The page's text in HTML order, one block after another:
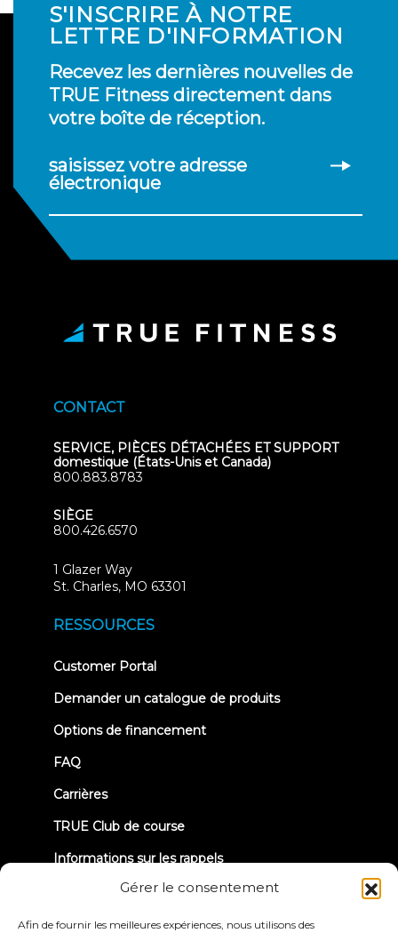
Gérer le consentement
Afin de fournir les meilleures expériences, nous utilisons des
S'INSCRIRE À NOTRE
LETTRE D'INFORMATION
Recevez les dernières nouvelles de
TRUE Fitness directement dans
votre boîte de réception.
saisissez votre adresse
électronique
CONTACT
SERVICE, PIÈCES DÉTACHÉES ET SUPPORT
domestique (États-Unis et Canada)
800.883.8783
SIÈGE
800.426.6570
1 Glazer Way
St. Charles, MO 63301
RESSOURCES
Customer Portal(opens
new
Demander un catalogue de produits
Options de financement
FAQ
Carrières
TRUE Club de course
Informations sur les rappels